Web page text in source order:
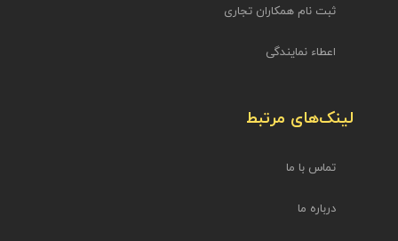
ثبت نام همکاران تجاری
اعطاء نمایندگی
لینک‌های مرتبط
تماس با ما
درباره ما